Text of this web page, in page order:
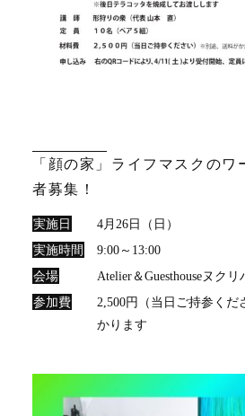
「顔の家」ライフマスクのワ
者募集！
実施日
4月26日（日）
実施時間
9:00～13:00
会場
Atelier＆Guesthouseヌクリ
参加費
2,500円（当日ご持参く
かります